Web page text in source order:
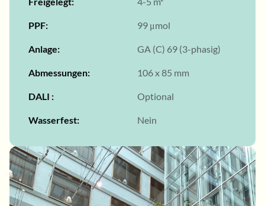
PPF 99 μmol
Anlage GA (C) 69 (3-phasig)
Abmessungen 106 x 85 mm
DALI Optional
Wasserfest Nein